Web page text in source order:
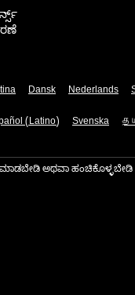
Dansk Nederlands
(Latino) Svenska
ಅಥವಾ ಹಂಚಿಕೊಳ್ಳಬೇಡಿ